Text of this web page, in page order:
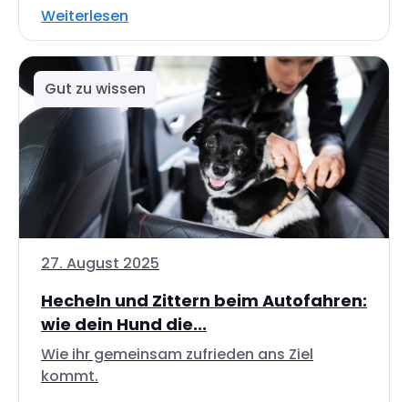
Weiterlesen
Gut zu wissen
27. August 2025
Hecheln und Zittern beim Autofahren:
wie dein Hund die...
Wie ihr gemeinsam zufrieden ans Ziel
kommt.